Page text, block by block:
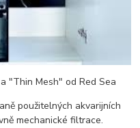
"Thin Mesh" od Red Sea
použitelných akvarijních
mechanické filtrace.